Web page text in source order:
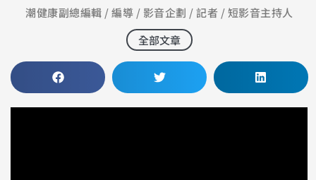
潮健康副總編輯 / 編導 / 影音企劃 / 記者 / 短影音主持人
全部文章